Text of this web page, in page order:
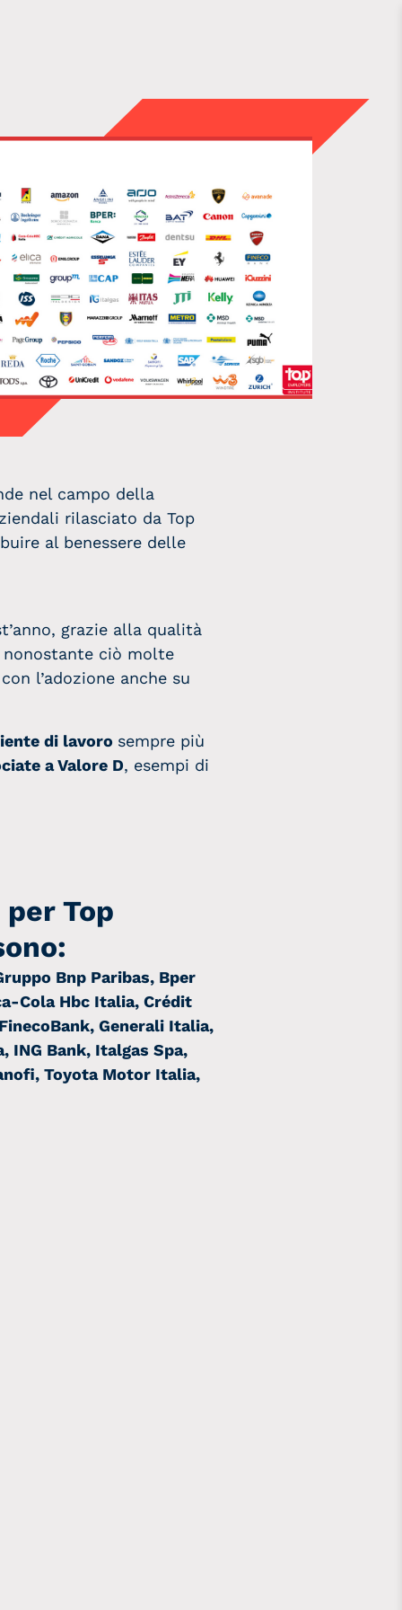
nel campo della
rilasciato da Top
al benessere delle
grazie alla qualità
ciò molte
l’adozione anche su
di lavoro sempre più
a Valore D, esempi di
Top
Bnp Paribas, Bper
Cola Hbc Italia, Crédit
Generali Italia,
ING Bank, Italgas Spa,
Toyota Motor Italia,